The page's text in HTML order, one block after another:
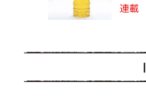
連載